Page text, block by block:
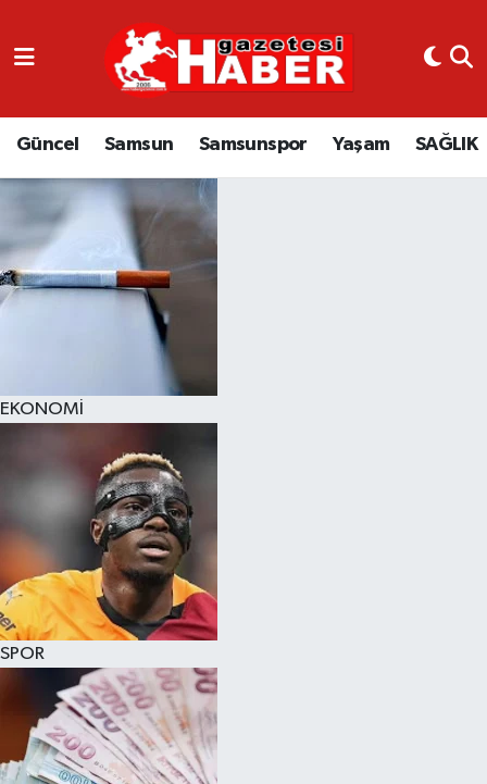
Güncel Samsun Samsunspor Yaşam SAĞLIK
EKONOMİ
SPOR
GÜNCEL
SAMSUN
SAMSUNSPOR
EKONOMİ
YAŞAM